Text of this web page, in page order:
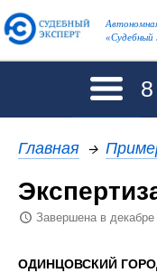
«Судебный
Главная →
Завершена в декабре
ОДИНЦОВСКИЙ